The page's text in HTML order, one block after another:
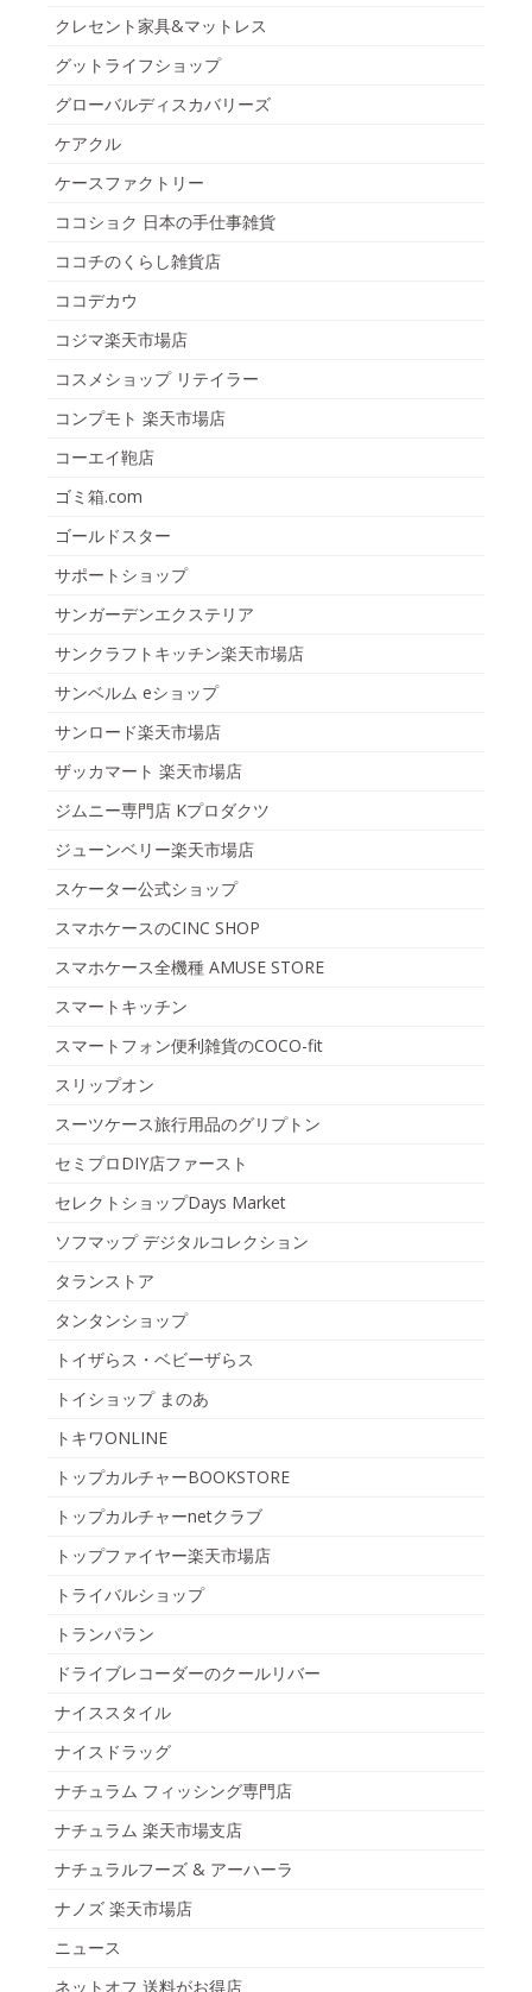
クレセント家具&マットレス
グットライフショップ
グローバルディスカバリーズ
ケアクル
ケースファクトリー
ココショク 日本の手仕事雑貨
ココチのくらし雑貨店
ココデカウ
コジマ楽天市場店
コスメショップ リテイラー
コンプモト 楽天市場店
コーエイ鞄店
ゴミ箱.com
ゴールドスター
サポートショップ
サンガーデンエクステリア
サンクラフトキッチン楽天市場店
サンベルム eショップ
サンロード楽天市場店
ザッカマート 楽天市場店
ジムニー専門店 Kプロダクツ
ジューンベリー楽天市場店
スケーター公式ショップ
スマホケースのCINC SHOP
スマホケース全機種 AMUSE STORE
スマートキッチン
スマートフォン便利雑貨のCOCO-fit
スリップオン
スーツケース旅行用品のグリプトン
セミプロDIY店ファースト
セレクトショップDays Market
ソフマップ デジタルコレクション
タランストア
タンタンショップ
トイザらス・ベビーザらス
トイショップ まのあ
トキワONLINE
トップカルチャーBOOKSTORE
トップカルチャーnetクラブ
トップファイヤー楽天市場店
トライバルショップ
トランパラン
ドライブレコーダーのクールリバー
ナイススタイル
ナイスドラッグ
ナチュラム フィッシング専門店
ナチュラム 楽天市場支店
ナチュラルフーズ & アーハーラ
ナノズ 楽天市場店
ニュース
ネットオフ 送料がお得店